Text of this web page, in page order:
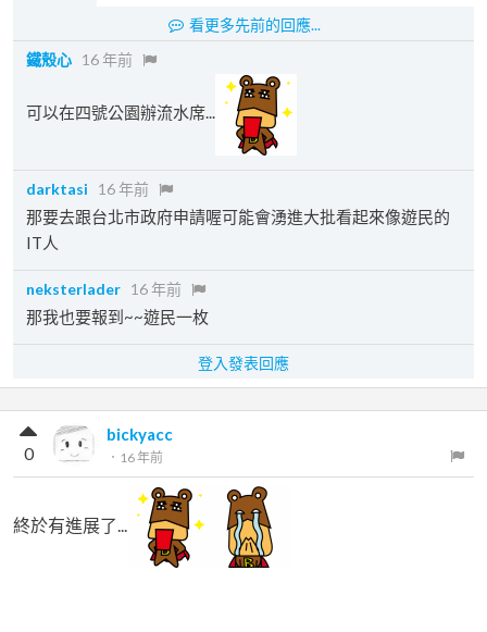
看更多先前的回應...
鐵殼心 16 年前
可以在四號公園辦流水席...
darktasi 16 年前
那要去跟台北市政府申請喔可能會湧進大批看起來像遊民的
IT人
neksterlader 16 年前
那我也要報到~~遊民一枚
登入發表回應
bickyacc
． 16 年前
0
終於有進展了...